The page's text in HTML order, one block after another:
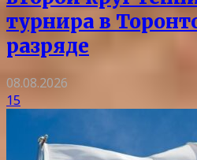
турнира в
разряде
08.08.2026
15